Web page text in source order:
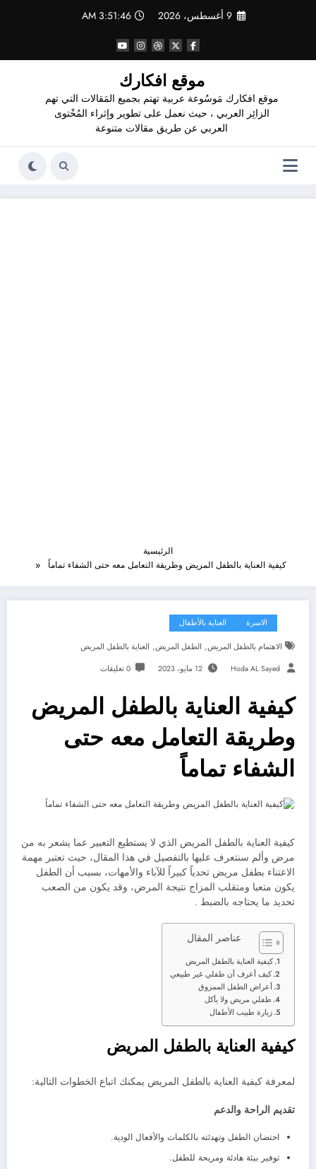
9 أغسطس، 2026 3:51:47 AM
موقع افكارك
موقع افكارك مَوسُوعة عربية تهتم بجميع المَقالات التي تهم
الزائِر العربي ، حيث نعمل على تطوير وإثراء المُحْتوى
العربي عن طريق مقالات متنوعة
الرئيسية
كيفية العناية بالطفل المريض وطريقة التعامل معه حتى الشفاء تماماً
الاسرة العناية بالأطفال
الاهتمام بالطفل المريض, الطفل المريض, العناية بالطفل المريض
Hoda AL Sayed 12 مايو، 2023 0 تعليقات
كيفية العناية بالطفل المريض
وطريقة التعامل معه حتى
الشفاء تماماً
كيفية العناية بالطفل المريض الذي لا يستطيع التعبير عما يشعر به من
مرض وألم سنتعرف عليها بالتفصيل في هذا المقال، حيث تعتبر مهمة
الاعتناء بطفل مريض تحدياً كبيراً للآباء والأمهات، بسبب أن الطفل
يكون متعبا ومتقلب المزاج نتيجة المرض، وقد يكون من الصعب
تحديد ما يحتاجه بالضبط .
عناصر المقال
كيفية العناية بالطفل المريض
كيف أعرف أن طفلي غير طبيعي
أعراض الطفل الممزوق
طفلي مريض ولا يأكل
زيارة طبيب الأطفال
كيفية العناية بالطفل المريض
لمعرفة كيفية العناية بالطفل المريض يمكنك اتباع الخطوات التالية:
تقديم الراحة والدعم
احتضان الطفل وتهدئته بالكلمات والأفعال الودية.
توفير بيئة هادئة ومريحة للطفل.